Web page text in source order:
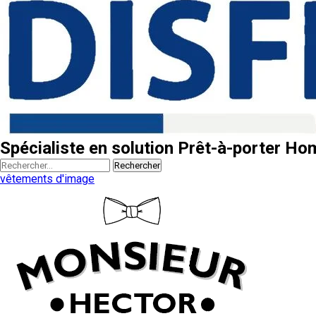
Spécialiste en solution Prêt-à-porter
Rechercher
vêtements d'image